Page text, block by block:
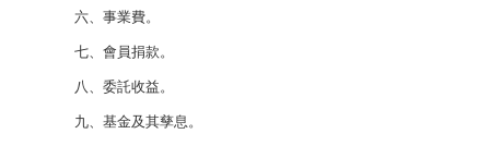
六、事業費。
七、會員捐款。
八、委託收益。
九、基金及其孳息。